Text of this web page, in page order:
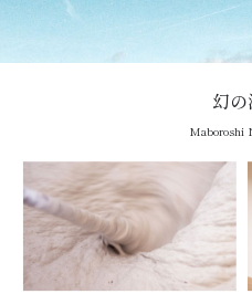
幻
Maboroshi